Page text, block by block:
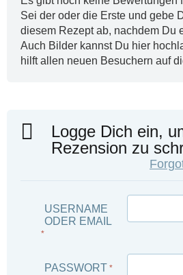
Sei der oder die Erste und gebe
diesem Rezept ab, nachdem Du
Auch Bilder kannst Du hier
hilft allen neuen Besuchern auf
Logge Dich ein,
Rezension zu
USERNAME
ODER EMAIL
*
PASSWORT *